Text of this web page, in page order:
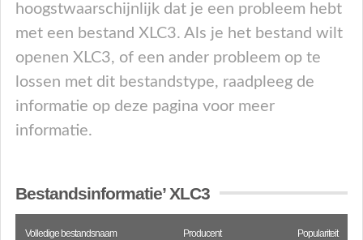
hoogstwaarschijnlijk dat je een probleem hebt
met een bestand XLC3. Als je het bestand wilt
openen XLC3, of een ander probleem op te
lossen met dit bestandstype, raadpleeg de
informatie op deze pagina voor meer
informatie.
Bestandsinformatie’ XLC3
Volledige bestandsnaam Producent Populariteit